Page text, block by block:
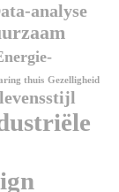
analyse
thuis Gezelligheid